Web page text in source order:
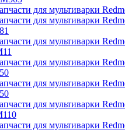
для мультиварки
для мультиварки
для мультиварки
для мультиварки
для мультиварки
для мультиварки
для мультиварки